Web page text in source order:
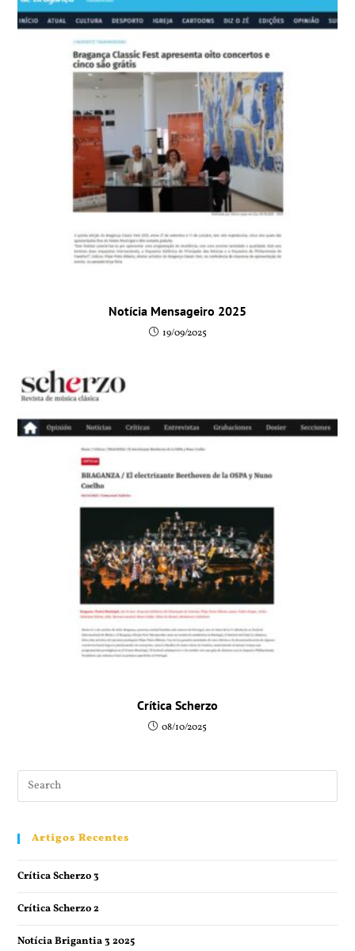
Notícia Mensageiro 2025
19/09/2025
Crítica Scherzo
08/10/2025
Artigos Recentes
Crítica Scherzo 3
Crítica Scherzo 2
Notícia Brigantia 3 2025